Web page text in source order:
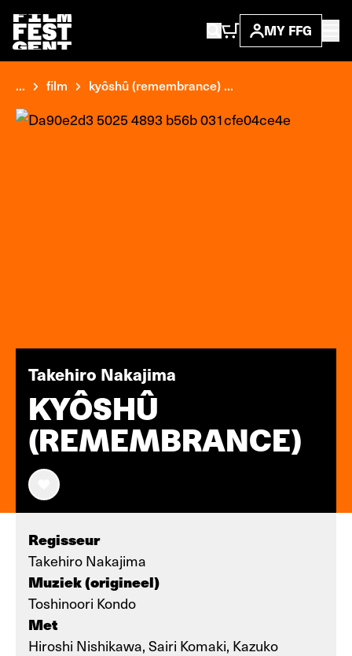
MY FFG
... film kyôshû (remembrance) ...
Takehiro Nakajima
KYÔSHÛ
(REMEMBRANCE)
Regisseur
Takehiro Nakajima
Muziek (origineel)
Toshinoori Kondo
Met
Hiroshi Nishikawa, Sairi Komaki, Kazuko